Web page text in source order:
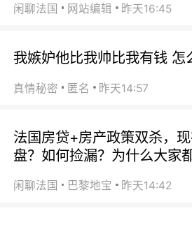
闲聊法国 网站编辑 昨天16:45
我嫉妒他比我帅比我有钱 怎
真情秘密 匿名 昨天14:57
法国房贷+房产政策双杀，
盘？如何捡漏？为什么大家
闲聊法国 巴黎地宝 昨天14:42